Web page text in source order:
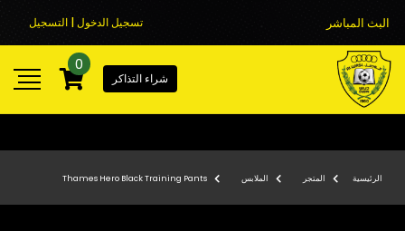
البث المباشر تسجيل الدخول | التسجيل
شراء التذاكر
0
الرئيسية المتجر الملابس Thames Hero Black Training Pants